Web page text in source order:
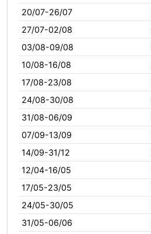
20/07-26/07
27/07-02/08
03/08-09/08
10/08-16/08
17/08-23/08
24/08-30/08
31/08-06/09
07/09-13/09
14/09-31/12
12/04-16/05
17/05-23/05
24/05-30/05
31/05-06/06